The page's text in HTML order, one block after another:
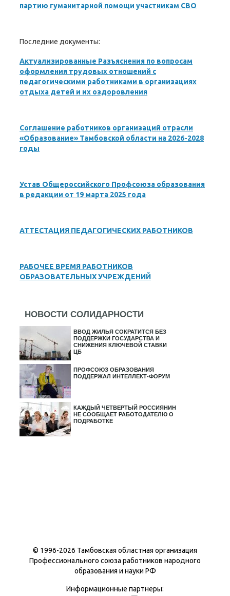
партию гуманитарной помощи участникам СВО
Последние документы:
Актуализированные Разъяснения по вопросам
оформления трудовых отношений с
педагогическими работниками в организациях
отдыха детей и их оздоровления
Соглашение работников организаций отрасли
«Образование» Тамбовской области на 2026-2028
годы
Устав Общероссийского Профсоюза образования
в редакции от 19 марта 2025 года
АТТЕСТАЦИЯ ПЕДАГОГИЧЕСКИХ РАБОТНИКОВ
РАБОЧЕЕ ВРЕМЯ РАБОТНИКОВ
ОБРАЗОВАТЕЛЬНЫХ УЧРЕЖДЕНИЙ
НОВОСТИ СОЛИДАРНОСТИ
ВВОД ЖИЛЬЯ СОКРАТИТСЯ БЕЗ
ПОДДЕРЖКИ ГОСУДАРСТВА И
СНИЖЕНИЯ КЛЮЧЕВОЙ СТАВКИ
ЦБ
ПРОФСОЮЗ ОБРАЗОВАНИЯ
ПОДДЕРЖАЛ ИНТЕЛЛЕКТ-ФОРУМ
КАЖДЫЙ ЧЕТВЕРТЫЙ РОССИЯНИН
НЕ СООБЩАЕТ РАБОТОДАТЕЛЮ О
ПОДРАБОТКЕ
© 1996-2026 Тамбовская областная организация
Профессионального союза работников народного
образования и науки РФ
Информационные партнеры: